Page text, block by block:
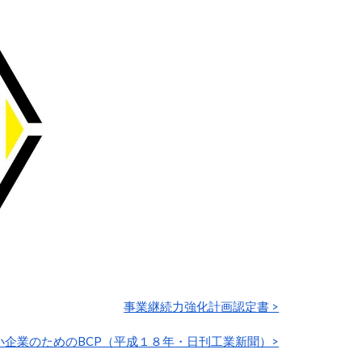
事業継続力強化計画認定書 >
企業のためのBCP（平成１８年・日刊工業新聞）>